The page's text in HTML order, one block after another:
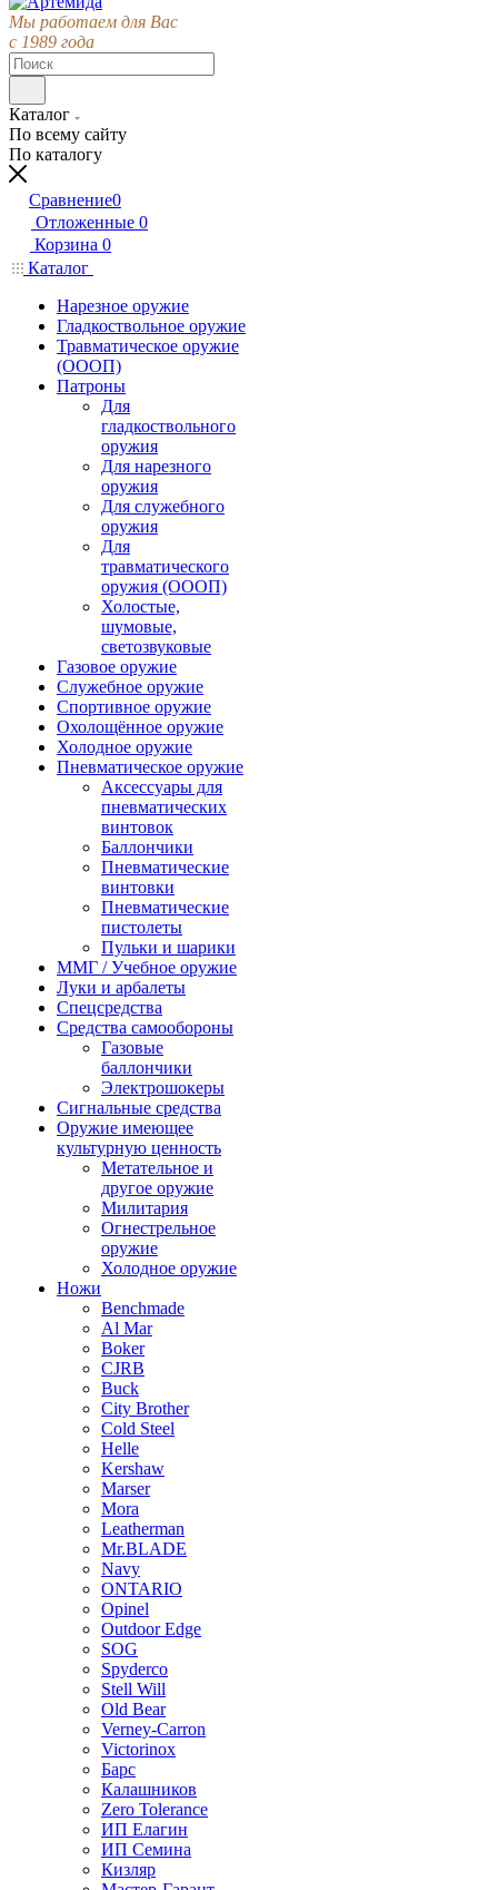
Мы работаем для Вас
с 1989 года
Каталог
По всему сайту
По каталогу
Сравнение0
Отложенные 0
Корзина 0
Каталог
Нарезное оружие
Гладкоствольное оружие
Травматическое оружие
(ОООП)
Патроны
Для
гладкоствольного
оружия
Для нарезного
оружия
Для служебного
оружия
Для
травматического
оружия (ОООП)
Холостые,
шумовые,
светозвуковые
Газовое оружие
Служебное оружие
Спортивное оружие
Охолощённое оружие
Холодное оружие
Пневматическое оружие
Аксессуары для
пневматических
винтовок
Баллончики
Пневматические
винтовки
Пневматические
пистолеты
Пульки и шарики
ММГ / Учебное оружие
Луки и арбалеты
Спецсредства
Средства самообороны
Газовые
баллончики
Электрошокеры
Сигнальные средства
Оружие имеющее
культурную ценность
Метательное и
другое оружие
Милитария
Огнестрельное
оружие
Холодное оружие
Ножи
Benchmade
Al Mar
Boker
CJRB
Buck
City Brother
Cold Steel
Helle
Kershaw
Marser
Mora
Leatherman
Mr.BLADE
Navy
ONTARIO
Opinel
Outdoor Edge
SOG
Spyderco
Stell Will
Old Bear
Verney-Carron
Victorinox
Барс
Калашников
Zero Tolerance
ИП Елагин
ИП Семина
Кизляр